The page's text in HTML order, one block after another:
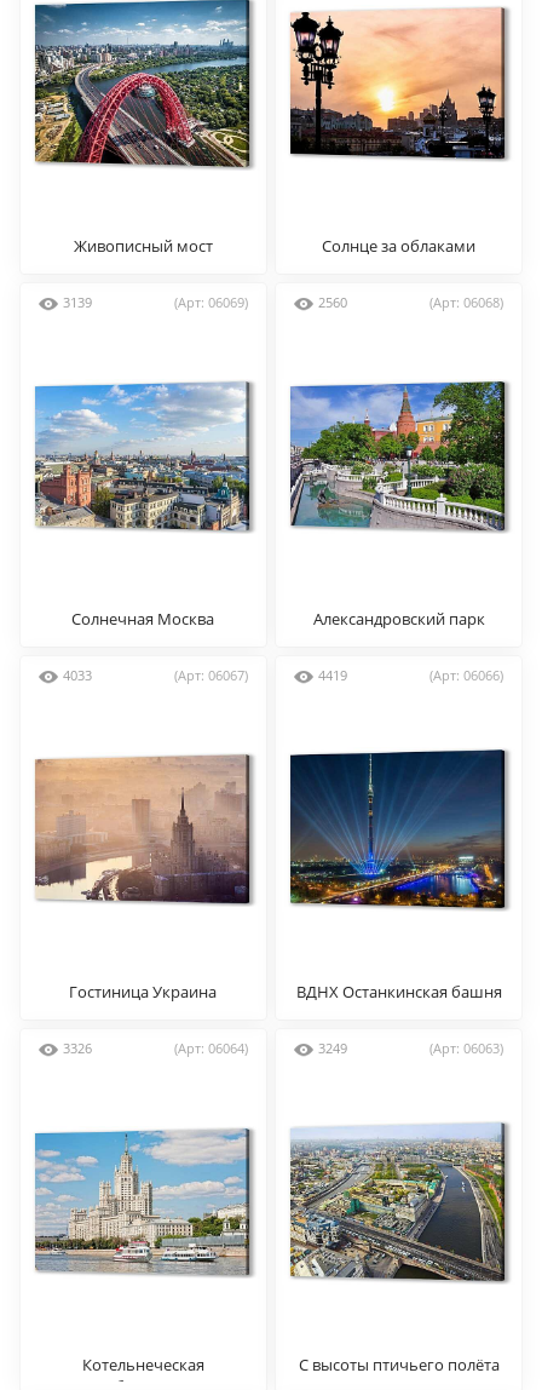
Живописный мост Солнце за облаками
3139 (Арт: 06069)
Солнечная Москва
2560 (Арт: 06068)
Александровский парк
4033 (Арт: 06067)
Гостиница Украина
4419 (Арт: 06066)
ВДНХ Останкинская башня
3326 (Арт: 06064)
Котельнеческая
3249 (Арт: 06063)
С высоты птичьего полёта